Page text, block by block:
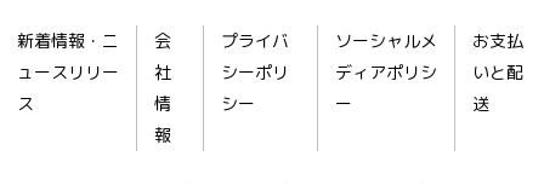
新着情報・ニ
ュースリリー
ス
会
社
情
報
プライバ
シーポリ
シー
ソーシャルメ
ディアポリシ
ー
お支払
いと配
送